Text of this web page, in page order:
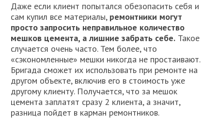
Даже если клиент попытался обезопасить себя и
сам купил все материалы, ремонтники могут
просто запросить неправильное количество
мешков цемента, а лишние забрать себе. Такое
случается очень часто. Тем более, что
«сэкономленные» мешки никогда не простаивают.
Бригада сможет их использовать при ремонте на
другом объекте, включив его в стоимость уже
другому клиенту. Получается, что за мешок
цемента заплатят сразу 2 клиента, а значит,
разница пойдет в карман ремонтников.